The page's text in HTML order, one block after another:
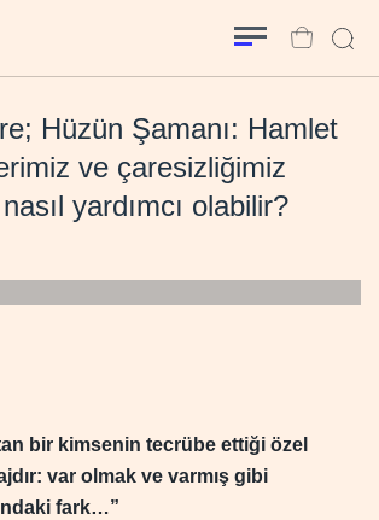
Hüzün Şamanı: Hamlet
ve çaresizliğimiz
yardımcı olabilir?
bir kimsenin tecrübe ettiği özel
var olmak ve varmış gibi
fark…”